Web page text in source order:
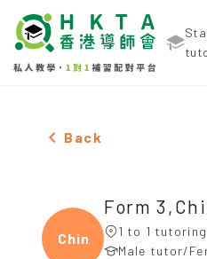
Male Form 3,Chinese
Back
Chine
Form
1 to 1
Male tutor/